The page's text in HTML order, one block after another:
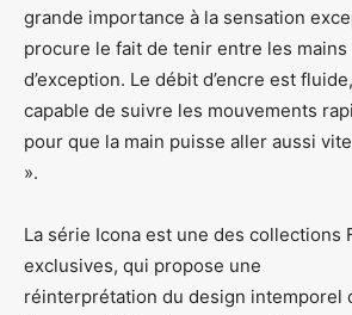
grande importance à la sensation
procure le fait de tenir entre les
d’exception. Le débit d’encre est
capable de suivre les mouvements
pour que la main puisse aller aussi
».
La série Icona est une des collections
exclusives, qui propose une
réinterprétation du design intemporel